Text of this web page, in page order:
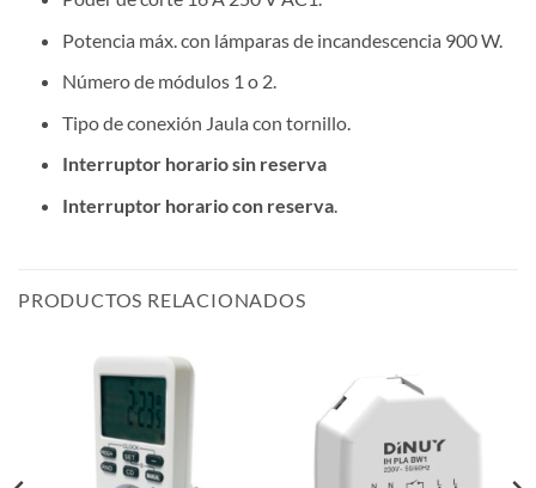
Potencia máx. con lámparas de incandescencia 900 W.
Número de módulos 1 o 2.
Tipo de conexión Jaula con tornillo.
Interruptor horario sin reserva
Interruptor horario con reserva.
PRODUCTOS RELACIONADOS